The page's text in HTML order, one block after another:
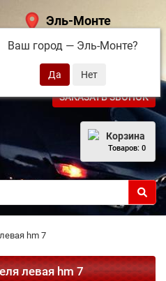
Эль-Монте
Ваш город — Эль-Монте?
+7 (495) 108-68-71
ЗАКАЗАТЬ ЗВОНОК
Корзина
Товаров: 0
hm 7
левая hm 7